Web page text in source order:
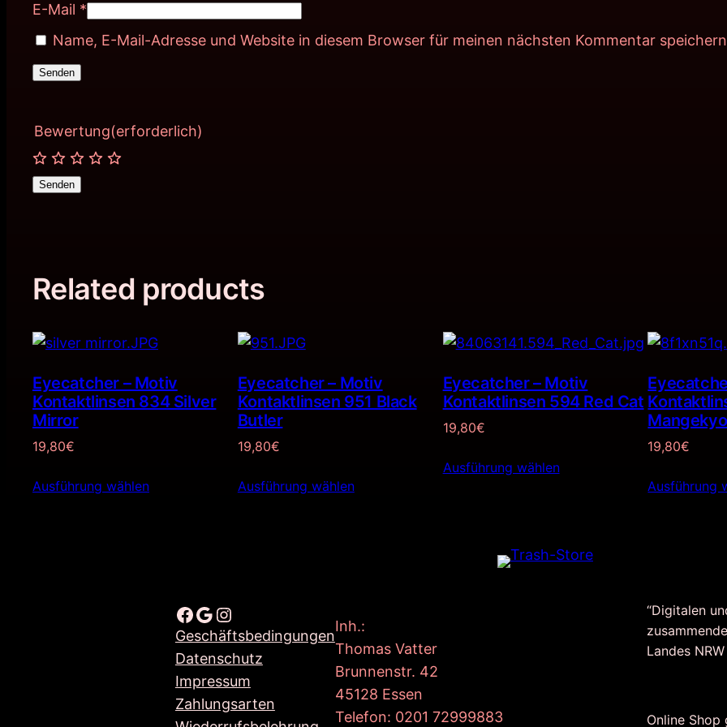
E-Mail *
Name, E-Mail-Adresse und Website in diesem Browser für meinen nächsten Kommentar
Bewertung(erforderlich)
Senden
Related products
Eyecatcher – Motiv
Kontaktlinsen 834 Silver
Mirror
19,80€
Ausführung wählen
Eyecatcher – Motiv
Kontaktlinsen 951 Black
Butler
19,80€
Ausführung wählen
Eyecatcher – Motiv
Kontaktlinsen 594 Red Cat
19,80€
Ausführung wählen
Mangekyo
19,80€
Ausführung
Facebook Google Instagram
Geschäftsbedingungen
Datenschutz
Impressum
Zahlungsarten
Inh.:
Thomas Vatter
Brunnenstr. 42
45128 Essen
Telefon: 0201 72999883
“Digitalen
Landes NRW
Online